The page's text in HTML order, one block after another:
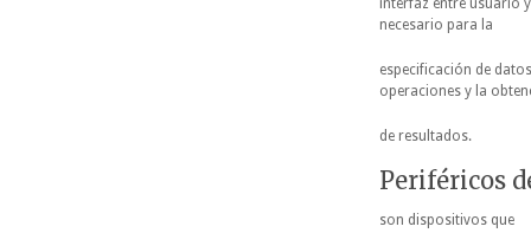
interfaz entre usuario
necesario para la
especificación de
operaciones y la
de resultados.
Periféricos
son dispositivos que